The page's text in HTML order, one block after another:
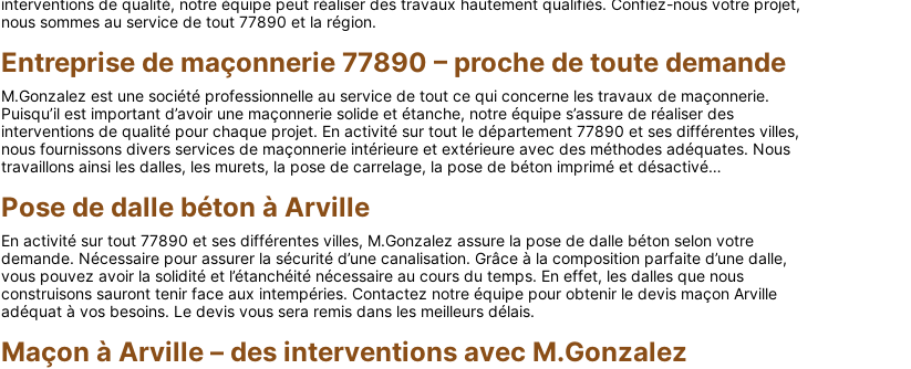
interventions de qualité, notre équipe peut réaliser des travaux hautement qualifiés. Confiez-nous votre projet,
nous sommes au service de tout 77890 et la région.
Entreprise de maçonnerie 77890 – proche de toute demande
M.Gonzalez est une société professionnelle au service de tout ce qui concerne les travaux de maçonnerie.
Puisqu’il est important d’avoir une maçonnerie solide et étanche, notre équipe s’assure de réaliser des
interventions de qualité pour chaque projet. En activité sur tout le département 77890 et ses différentes villes,
nous fournissons divers services de maçonnerie intérieure et extérieure avec des méthodes adéquates. Nous
travaillons ainsi les dalles, les murets, la pose de carrelage, la pose de béton imprimé et désactivé…
Pose de dalle béton à Arville
En activité sur tout 77890 et ses différentes villes, M.Gonzalez assure la pose de dalle béton selon votre
demande. Nécessaire pour assurer la sécurité d’une canalisation. Grâce à la composition parfaite d’une dalle,
vous pouvez avoir la solidité et l’étanchéité nécessaire au cours du temps. En effet, les dalles que nous
construisons sauront tenir face aux intempéries. Contactez notre équipe pour obtenir le devis maçon Arville
adéquat à vos besoins. Le devis vous sera remis dans les meilleurs délais.
Maçon à Arville – des interventions avec M.Gonzalez